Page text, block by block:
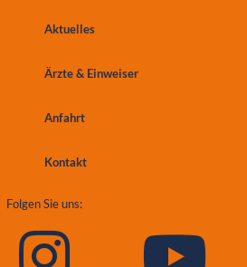
Aktuelles
Ärzte & Einweiser
Anfahrt
Kontakt
Folgen Sie uns: